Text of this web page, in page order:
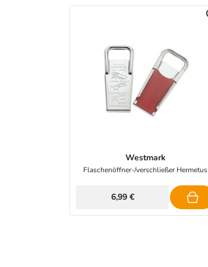
Westmark
Flaschenöffner-/verschließer Hermetus
6,99 €